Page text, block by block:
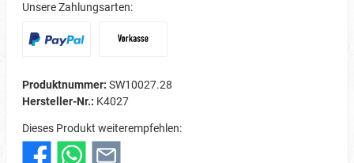
Unsere Zahlungsarten:
Produktnummer: SW10027.28
Hersteller-Nr.: K4027
Dieses Produkt weiterempfehlen: